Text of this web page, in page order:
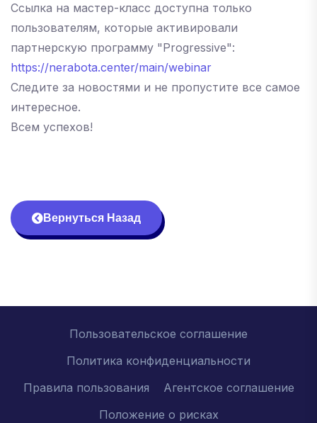
Ссылка на мастер-класс доступна только
пользователям, которые активировали
партнерскую программу "Progressive":
https://nerabota.center/main/webinar
Следите за новостями и не пропустите все самое
интересное.
Всем успехов!
Вернуться Назад
Пользовательское соглашение
Политика конфиденциальности
Правила пользования
Агентское соглашение
Положение о рисках